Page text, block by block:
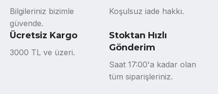
Bilgileriniz bizimle
güvende.
Koşulsuz iade hakkı.
Ücretsiz Kargo
3000 TL ve üzeri.
Stoktan Hızlı
Gönderim
Saat 17:00'a kadar olan
tüm siparişleriniz.